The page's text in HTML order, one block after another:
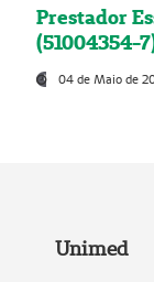
Prestador
(51004354-
04 de Maio de
Unimed